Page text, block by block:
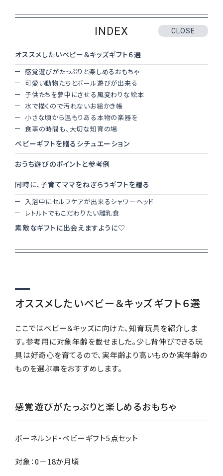
INDEX CLOSE
オススメしたいベビー＆キッズギフト６選
感覚遊びがたっぷりと楽しめるおもちゃ
可愛い動物たちとボール遊びが出来る
子供たちを夢中にさせる風変わりな絵本
水で描くので汚れないお絵かき帳
小さな頃から温もりある本物の楽器を
食事の時間も、大切な知育の場
ベビーギフトを贈るシチュエーション
おうち遊びのポイントと参考例
同時に、子育てママをねぎらうギフトを贈る
入浴中にセルフケアが出来るシャワーヘッド
レトルトでもこだわりたい離乳食
素敵なギフトに出会えますように♡
オススメしたいベビー＆キッズギフト６選
ここではベビー＆キッズに向けた、知育玩具を紹介しま
す。参考用に対象年齢を載せました。少し背伸びできる玩
具は好奇心を育てるので、実年齢より高いものか実年齢の
ものを選ぶ事をおすすめします。
感覚遊びがたっぷりと楽しめるおもちゃ
ボーネルンド・ベビーギフト5点セット
対象：0－18か月頃